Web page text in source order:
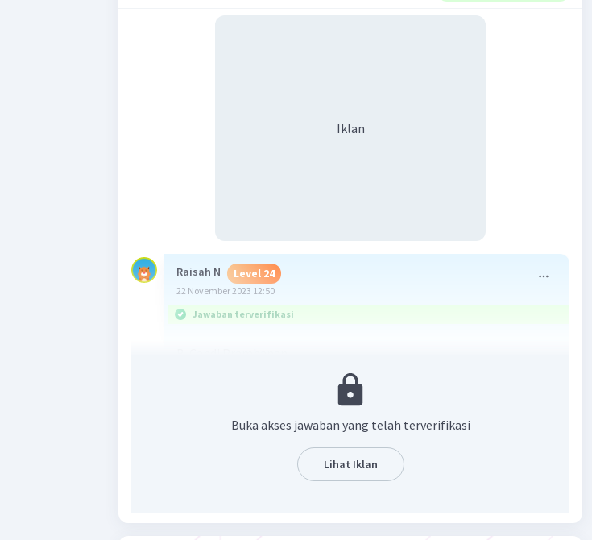
Iklan
Raisah N Level 24
22 November 2023 12:50
Jawaban terverifikasi
karena candi prambanan bercorak hindu bukan budha
Community Level 89
Buka akses jawaban yang telah terverifikasi
Lihat Iklan